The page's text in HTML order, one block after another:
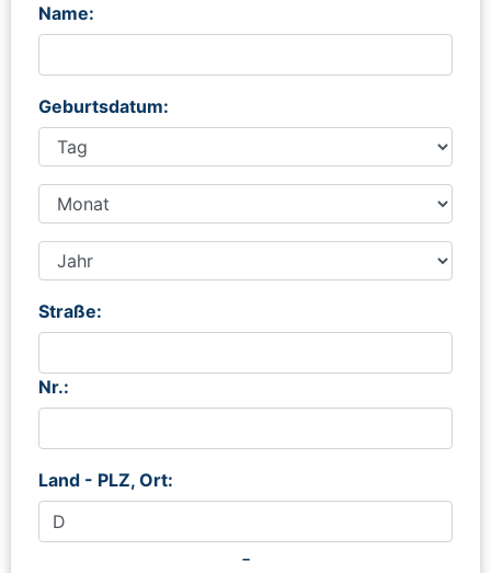
Name:
Geburtsdatum:
Straße:
Nr.:
Land - PLZ, Ort:
-